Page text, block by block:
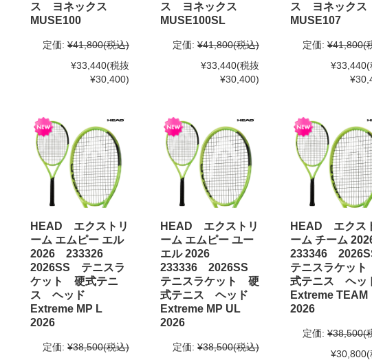
ス ヨネックス
MUSE100
定価: ¥41,800(税込)
¥33,440(税抜
¥30,400)
ス ヨネックス
MUSE100SL
定価: ¥41,800(税込)
¥33,440(税抜
¥30,400)
ス ヨネックス
MUSE107
定価: ¥41,800(
¥33,440(
HEAD エクストリ
ーム エムピー エル
2026 233326
2026SS テニスラ
ケット 硬式テニ
ス ヘッド
Extreme MP L
2026
定価: ¥38,500(税込)
HEAD エクストリ
ーム エムピー ユー
エル 2026
233336 2026SS
テニスラケット 硬
式テニス ヘッド
Extreme MP UL
2026
定価: ¥38,500(税込)
HEAD エクス
ーム チーム
233346
テニスラケッ
式テニス ヘ
Extreme TEAM
2026
定価: ¥38,500(
¥30,800(